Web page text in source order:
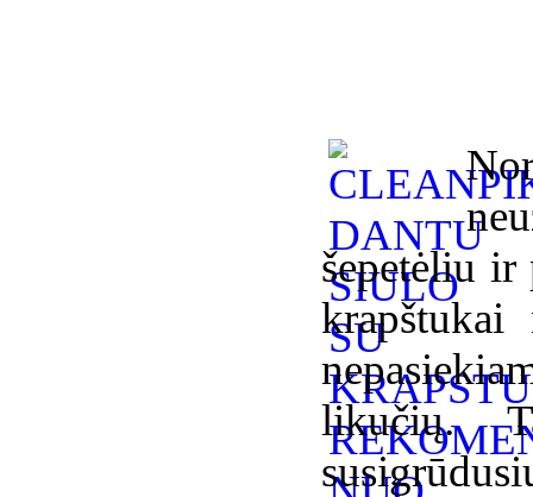
šepetėliu ir
krapštukai
likučių.